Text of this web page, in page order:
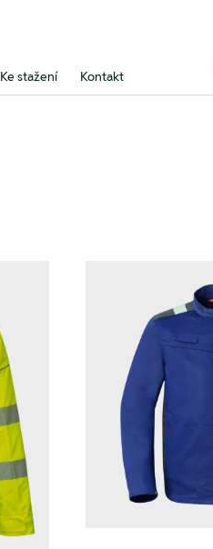
Ke stažení Kontakt